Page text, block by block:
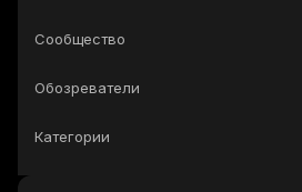
Сообщество
Обозреватели
Категории